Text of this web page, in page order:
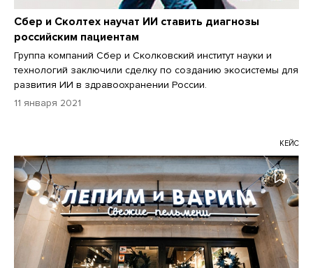
Сбер и Сколтех научат ИИ ставить диагнозы
российским пациентам
Группа компаний Сбер и Сколковский институт науки и
технологий заключили сделку по созданию экосистемы для
развития ИИ в здравоохранении России.
11 января 2021
КЕЙС